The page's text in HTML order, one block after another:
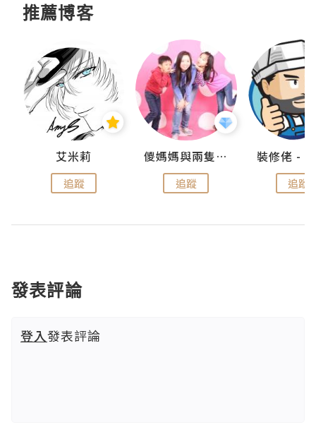
推薦博客
艾米莉
追蹤
儍媽媽與兩隻小魔怪之家
追蹤 追蹤
發表評論
登入發表評論